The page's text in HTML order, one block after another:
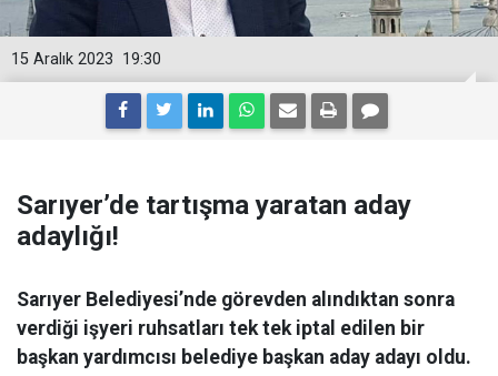
19:30
15 Aralık 2023
Sarıyer’de tartışma yaratan aday
adaylığı!
Sarıyer Belediyesi’nde görevden alındıktan sonra
verdiği işyeri ruhsatları tek tek iptal edilen bir
başkan yardımcısı belediye başkan aday adayı oldu.